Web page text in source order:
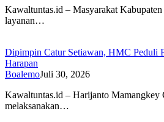
Kawaltuntas.id – Masyarakat
layanan…
Dipimpin Catur Setiawan, HMC Peduli
Harapan
BoalemoJuli 30, 2026
Kawaltuntas.id – Harijanto Mamangkey
melaksanakan…